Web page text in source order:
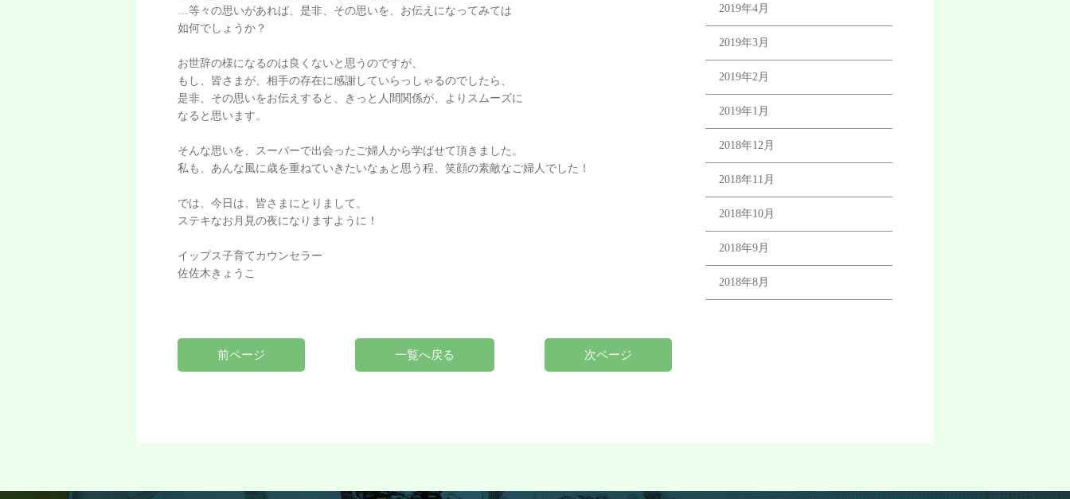
…等々の思いがあれば、是非、その思いを、お伝えになってみては
如何でしょうか？
お世辞の様になるのは良くないと思うのですが、
もし、皆さまが、相手の存在に感謝していらっしゃるのでしたら、
是非、その思いをお伝えすると、きっと人間関係が、よりスムーズに
なると思います。
そんな思いを、スーパーで出会ったご婦人から学ばせて頂きました。
私も、あんな風に歳を重ねていきたいなぁと思う程、笑顔の素敵なご婦人でした！
では、今日は、皆さまにとりまして、
ステキなお月見の夜になりますように！
イップス子育てカウンセラー
佐佐木きょうこ
前ページ 一覧へ戻る 次ページ
2019年4月
2019年3月
2019年2月
2019年1月
2018年12月
2018年11月
2018年10月
2018年9月
2018年8月